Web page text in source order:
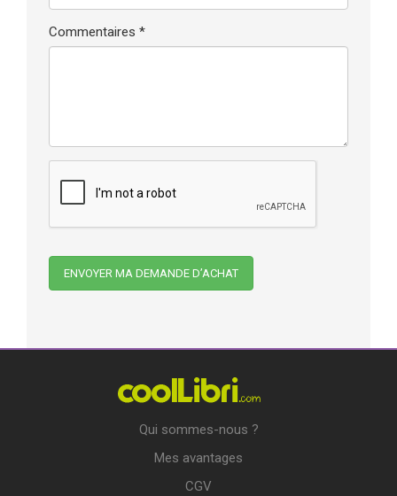
Commentaires *
Qui sommes-nous ?
Mes avantages
CGV